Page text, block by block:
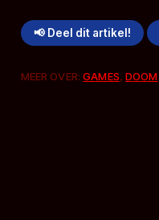
📢 Deel dit artikel!
MEER OVER:GAMES,DOOM